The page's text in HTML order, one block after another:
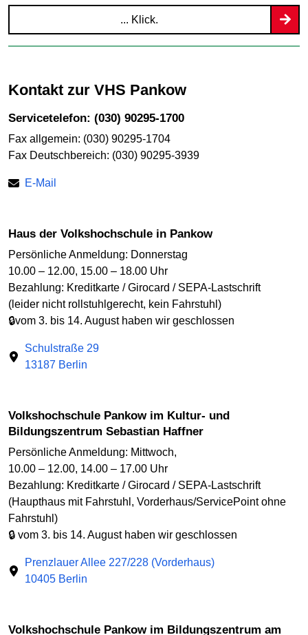
... Klick.
Kontakt zur VHS Pankow
Servicetelefon: (030) 90295-1700
Fax allgemein: (030) 90295-1704
Fax Deutschbereich: (030) 90295-3939
E-Mail
Haus der Volkshochschule in Pankow
Persönliche Anmeldung: Donnerstag
10.00 – 12.00, 15.00 – 18.00 Uhr
Bezahlung: Kreditkarte / Girocard / SEPA-Lastschrift
(leider nicht rollstuhlgerecht, kein Fahrstuhl)
🔒vom 3. bis 14. August haben wir geschlossen
Schulstraße 29
13187 Berlin
Volkshochschule Pankow im Kultur- und
Bildungszentrum Sebastian Haffner
Persönliche Anmeldung: Mittwoch,
10.00 – 12.00, 14.00 – 17.00 Uhr
Bezahlung: Kreditkarte / Girocard / SEPA-Lastschrift
(Haupthaus mit Fahrstuhl, Vorderhaus/ServicePoint ohne
Fahrstuhl)
🔒 vom 3. bis 14. August haben wir geschlossen
Prenzlauer Allee 227/228 (Vorderhaus)
10405 Berlin
Volkshochschule Pankow im Bildungszentrum am